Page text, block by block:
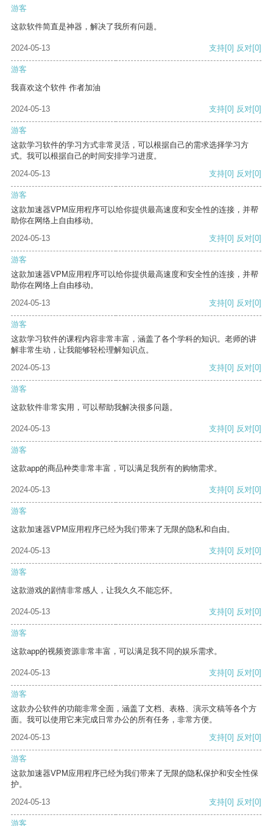
游客
这款软件简直是神器，解决了我所有问题。
2024-05-13 支持[0] 反对[0]
游客
我喜欢这个软件 作者加油
2024-05-13 支持[0] 反对[0]
游客
这款学习软件的学习方式非常灵活，可以根据自己的需求选择学习方
式。我可以根据自己的时间安排学习进度。
2024-05-13
支持[0] 反对[0]
游客
这款加速器VPM应用程序可以给你提供最高速度和安全性的连接，并帮
助你在网络上自由移动。
2024-05-13
支持[0] 反对[0]
游客
这款加速器VPM应用程序可以给你提供最高速度和安全性的连接，并帮
助你在网络上自由移动。
2024-05-13
支持[0] 反对[0]
游客
这款学习软件的课程内容非常丰富，涵盖了各个学科的知识。老师的讲
解非常生动，让我能够轻松理解知识点。
2024-05-13
支持[0] 反对[0]
游客
这款软件非常实用，可以帮助我解决很多问题。
2024-05-13 支持[0] 反对[0]
游客
这款app的商品种类非常丰富，可以满足我所有的购物需求。
2024-05-13 支持[0] 反对[0]
游客
这款加速器VPM应用程序已经为我们带来了无限的隐私和自由。
2024-05-13 支持[0] 反对[0]
游客
这款游戏的剧情非常感人，让我久久不能忘怀。
2024-05-13 支持[0] 反对[0]
游客
这款app的视频资源非常丰富，可以满足我不同的娱乐需求。
2024-05-13 支持[0] 反对[0]
游客
这款办公软件的功能非常全面，涵盖了文档、表格、演示文稿等各个方
面。我可以使用它来完成日常办公的所有任务，非常方便。
2024-05-13
支持[0] 反对[0]
游客
这款加速器VPM应用程序已经为我们带来了无限的隐私保护和安全性保
护。
2024-05-13
支持[0] 反对[0]
游客